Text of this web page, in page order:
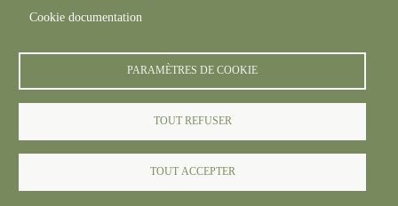
Cookie documentation
PARAMÈTRES DE COOKIE
TOUT REFUSER
TOUT ACCEPTER